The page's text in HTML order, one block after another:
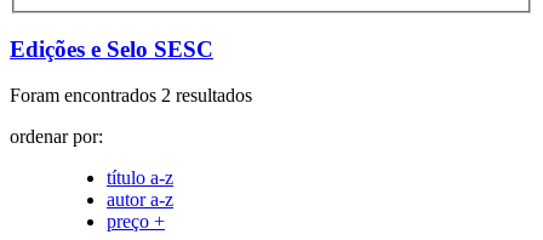
Edições e Selo SESC
Foram encontrados 2 resultados
ordenar por:
título a-z
autor a-z
preço +